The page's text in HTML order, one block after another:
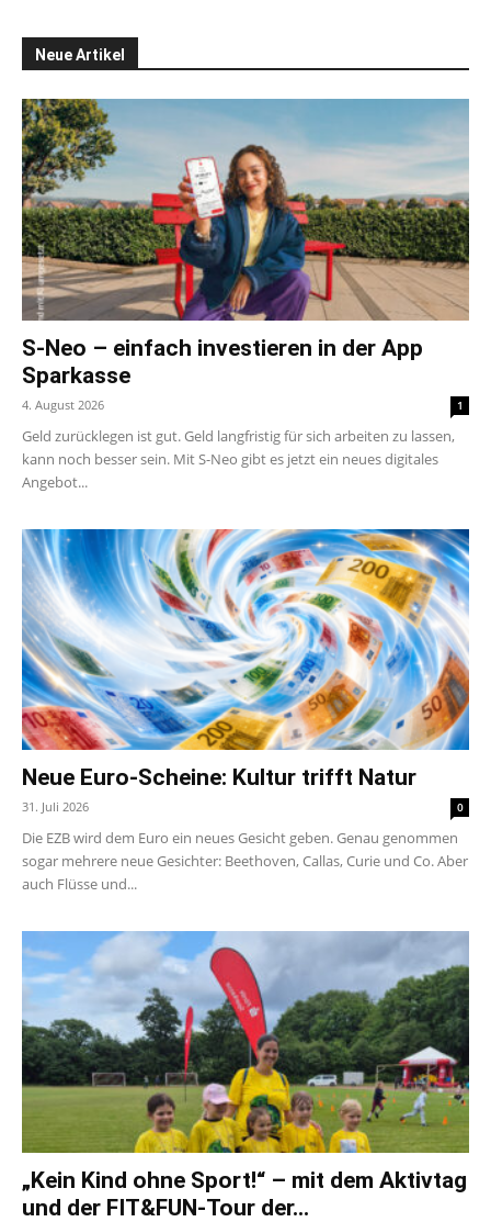
Neue Artikel
S-Neo – einfach investieren in der App
Sparkasse
4. August 2026 1
Geld zurücklegen ist gut. Geld langfristig für sich arbeiten zu lassen,
kann noch besser sein. Mit S-Neo gibt es jetzt ein neues digitales
Angebot...
Neue Euro-Scheine: Kultur trifft Natur
31. Juli 2026 0
Die EZB wird dem Euro ein neues Gesicht geben. Genau genommen
sogar mehrere neue Gesichter: Beethoven, Callas, Curie und Co. Aber
auch Flüsse und...
„Kein Kind ohne Sport!“ – mit dem Aktivtag
und der FIT&FUN-Tour der...